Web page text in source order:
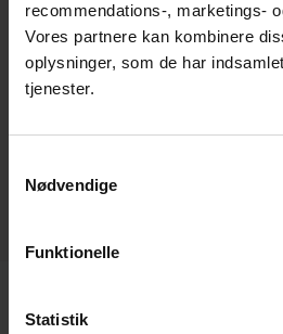
recommendations-, marketings-
Vores partnere kan kombinere
oplysninger, som de har
tjenester.
Nødvendige
Funktionelle
Statistik